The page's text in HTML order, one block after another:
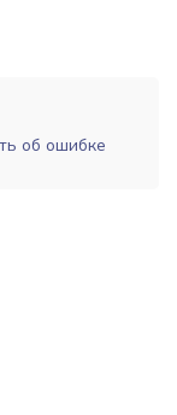
об ошибке